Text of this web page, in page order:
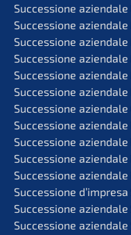
Succes­sio­ne aziend­a­le
Succes­sio­ne
Succes­sio­ne
Succes­sio­ne
Succes­sio­ne
Succes­sio­ne
Succes­sio­ne
Succes­sio­ne aziend­a­le
Succes­sio­ne
Succes­sio­ne
Succes­sio­ne
Succes­sio­ne
Succes­sio­ne
Succes­sio­ne